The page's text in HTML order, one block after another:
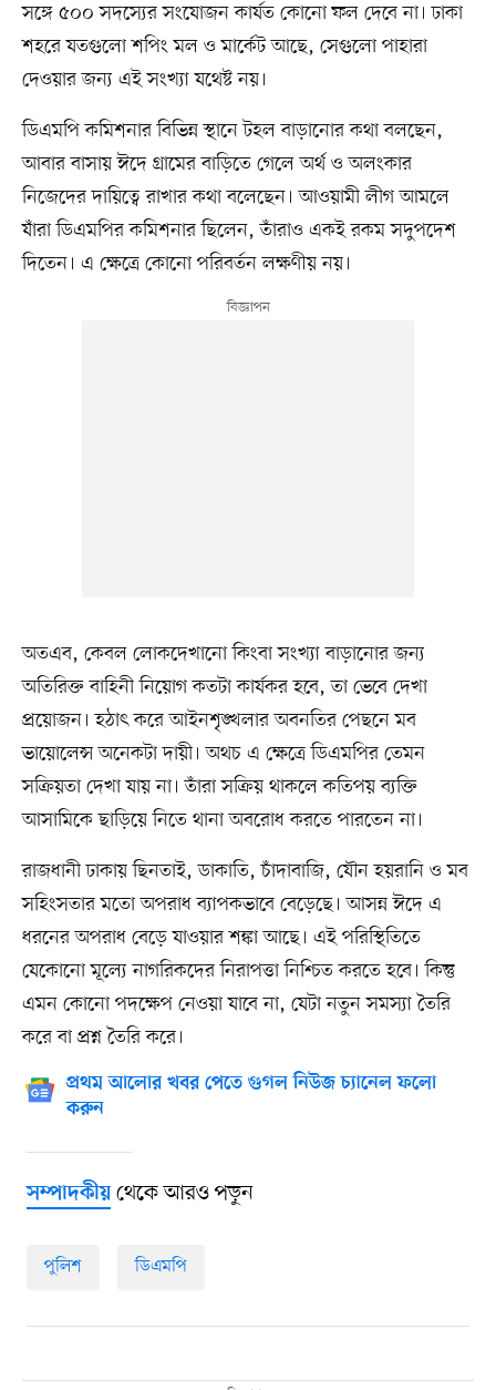
সঙ্গে ৫০০ সদস্যের সংযোজন কার্যত কোনো ফল দেবে না। ঢাকা
শহরে যতগুলো শপিং মল ও মার্কেট আছে, সেগুলো পাহারা
দেওয়ার জন্য এই সংখ্যা যথেষ্ট নয়।
ডিএমপি কমিশনার বিভিন্ন স্থানে টহল বাড়ানোর কথা বলছেন,
আবার বাসায় ঈদে গ্রামের বাড়িতে গেলে অর্থ ও অলংকার
নিজেদের দায়িত্বে রাখার কথা বলেছেন। আওয়ামী লীগ আমলে
যাঁরা ডিএমপির কমিশনার ছিলেন, তাঁরাও একই রকম সদুপদেশ
দিতেন। এ ক্ষেত্রে কোনো পরিবর্তন লক্ষণীয় নয়।
অতএব, কেবল লোকদেখানো কিংবা সংখ্যা বাড়ানোর জন্য
অতিরিক্ত বাহিনী নিয়োগ কতটা কার্যকর হবে, তা ভেবে দেখা
প্রয়োজন। হঠাৎ করে আইনশৃঙ্খলার অবনতির পেছনে মব
ভায়োলেন্স অনেকটা দায়ী। অথচ এ ক্ষেত্রে ডিএমপির তেমন
সক্রিয়তা দেখা যায় না। তাঁরা সক্রিয় থাকলে কতিপয় ব্যক্তি
আসামিকে ছাড়িয়ে নিতে থানা অবরোধ করতে পারতেন না।
রাজধানী ঢাকায় ছিনতাই, ডাকাতি, চাঁদাবাজি, যৌন হয়রানি ও মব
সহিংসতার মতো অপরাধ ব্যাপকভাবে বেড়েছে। আসন্ন ঈদে এ
ধরনের অপরাধ বেড়ে যাওয়ার শঙ্কা আছে। এই পরিস্থিতিতে
যেকোনো মূল্যে নাগরিকদের নিরাপত্তা নিশ্চিত করতে হবে। কিন্তু
এমন কোনো পদক্ষেপ নেওয়া যাবে না, যেটা নতুন সমস্যা তৈরি
করে বা প্রশ্ন তৈরি করে।
প্রথম আলোর খবর পেতে গুগল নিউজ চ্যানেল ফলো
করুন
সম্পাদকীয়থেকে আরও পড়ুন
পুলিশ ডিএমপি